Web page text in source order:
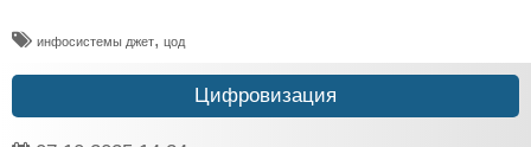
инфосистемы джет, цод
Цифровизация